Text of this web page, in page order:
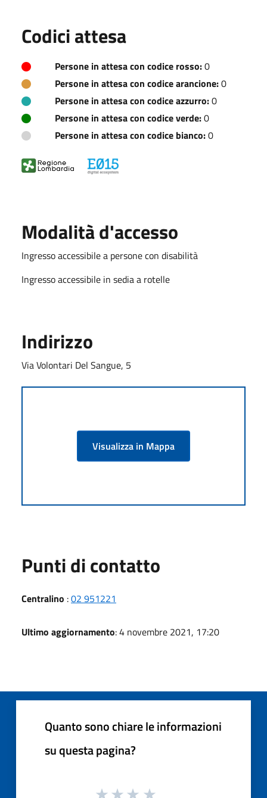
Codici attesa
Persone in attesa con codice rosso:0
Persone in attesa con codice arancione:0
Persone in attesa con codice azzurro:0
Persone in attesa con codice verde:0
Persone in attesa con codice bianco:0
Modalità d'accesso
Ingresso accessibile a persone con disabilità
Ingresso accessibile in sedia a rotelle
Indirizzo
Via Volontari Del Sangue, 5
Visualizza in Mappa
Punti di contatto
Centralino :02 951221
Ultimo aggiornamento: 4 novembre 2021, 17:20
Quanto sono chiare le informazioni
su questa pagina?